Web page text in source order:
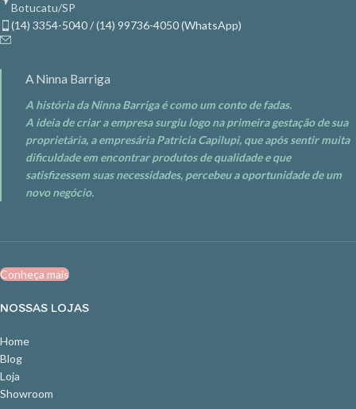
Botucatu/SP
(14) 3354-5040 / (14) 99736-4050 (WhatsApp)
A Ninna Barriga
A história da Ninna Barriga é como um conto de fadas.
A ideia de criar a empresa surgiu logo na primeira gestação de sua
proprietária, a empresária Patricia Capilupi, que após sentir muita
dificuldade em encontrar produtos de qualidade e que
satisfizessem suas necessidades, percebeu a oportunidade de um
novo negócio.
Conheça mais
NOSSAS LOJAS
Home
Blog
Loja
Showroom